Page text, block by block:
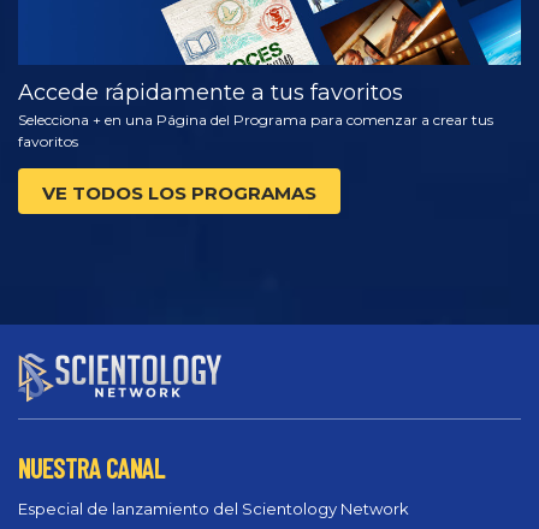
Accede rápidamente a tus favoritos
Selecciona + en una Página del Programa para comenzar a crear tus
favoritos
VE TODOS LOS PROGRAMAS
NUESTRA CANAL
Especial de lanzamiento del Scientology Network